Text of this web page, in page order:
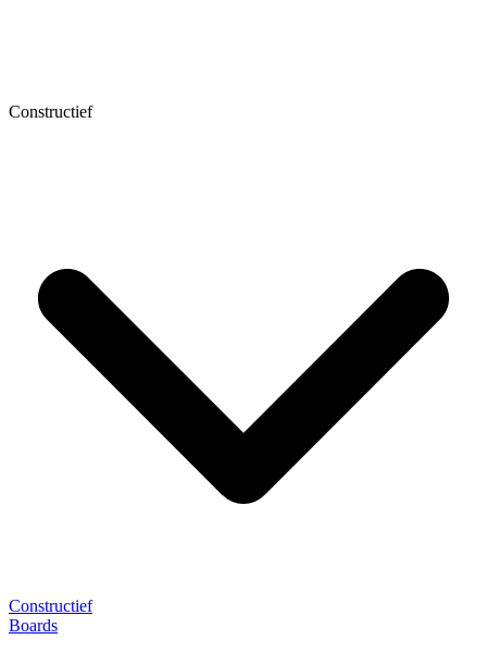
Constructief
Constructief
Boards